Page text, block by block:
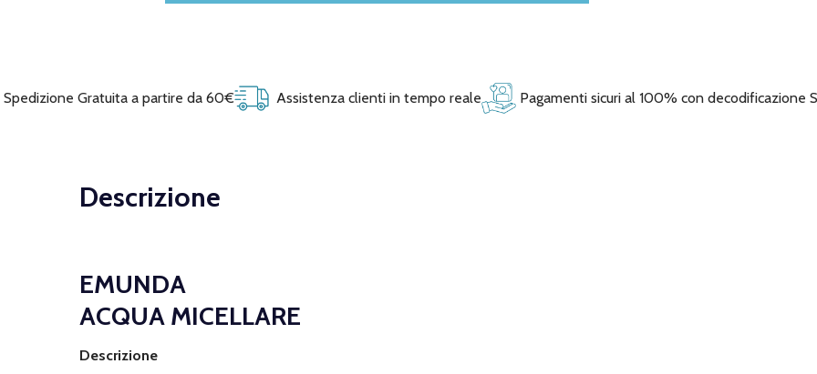
Spedizione Gratuita a partire da 60€ Assistenza clienti in tempo reale Pagamenti sicuri al 100% con decodificazione
Descrizione
EMUNDA
ACQUA MICELLARE
Descrizione